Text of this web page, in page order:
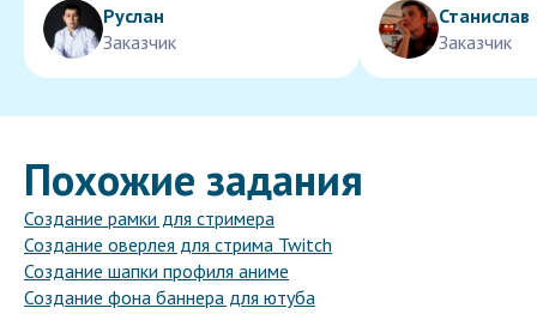
Руслан
Заказчик
Станислав
Заказчик
Похожие задания
Создание рамки для стримера
Создание оверлея для стрима Twitch
Создание шапки профиля аниме
Создание фона баннера для ютуба